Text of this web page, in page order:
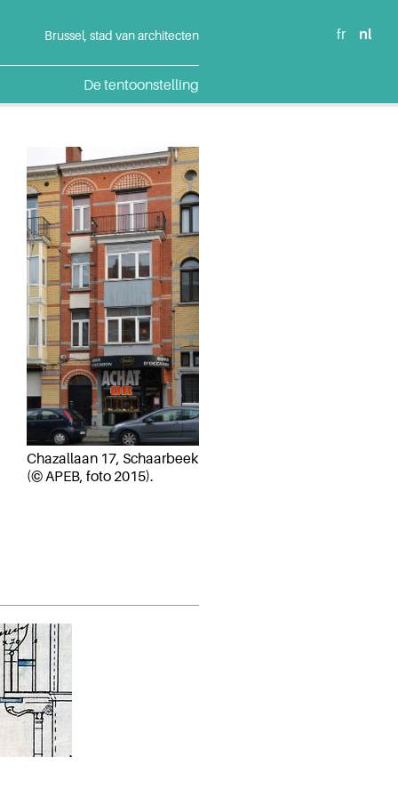
Brussel, stad van architecten
De tentoonstelling
fr nl
Chazallaan 17, Schaarbeek
(© APEB, foto 2015).